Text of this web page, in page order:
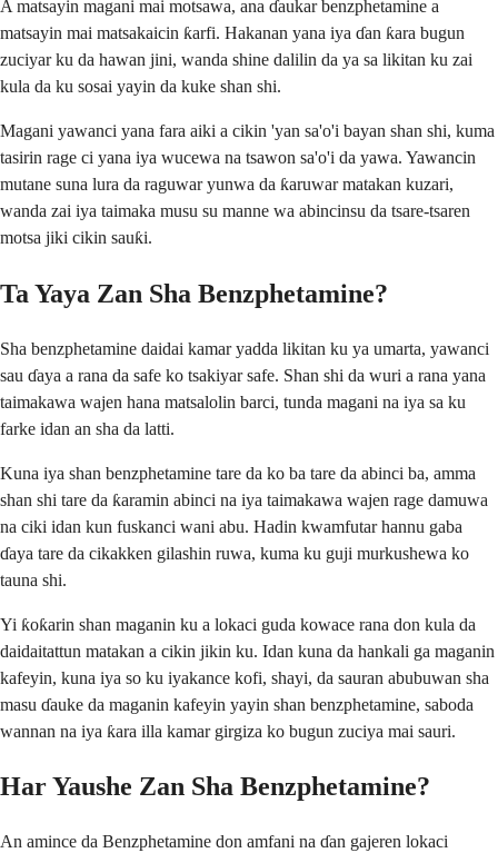
A matsayin magani mai motsawa, ana ɗaukar benzphetamine a
matsayin mai matsakaicin ƙarfi. Hakanan yana iya ɗan ƙara bugun
zuciyar ku da hawan jini, wanda shine dalilin da ya sa likitan ku zai
kula da ku sosai yayin da kuke shan shi.
Magani yawanci yana fara aiki a cikin 'yan sa'o'i bayan shan shi, kuma
tasirin rage ci yana iya wucewa na tsawon sa'o'i da yawa. Yawancin
mutane suna lura da raguwar yunwa da ƙaruwar matakan kuzari,
wanda zai iya taimaka musu su manne wa abincinsu da tsare-tsaren
motsa jiki cikin sauƙi.
Ta Yaya Zan Sha Benzphetamine?
Sha benzphetamine daidai kamar yadda likitan ku ya umarta, yawanci
sau ɗaya a rana da safe ko tsakiyar safe. Shan shi da wuri a rana yana
taimakawa wajen hana matsalolin barci, tunda magani na iya sa ku
farke idan an sha da latti.
Kuna iya shan benzphetamine tare da ko ba tare da abinci ba, amma
shan shi tare da ƙaramin abinci na iya taimakawa wajen rage damuwa
na ciki idan kun fuskanci wani abu. Hadin kwamfutar hannu gaba
ɗaya tare da cikakken gilashin ruwa, kuma ku guji murkushewa ko
tauna shi.
Yi ƙoƙarin shan maganin ku a lokaci guda kowace rana don kula da
daidaitattun matakan a cikin jikin ku. Idan kuna da hankali ga maganin
kafeyin, kuna iya so ku iyakance kofi, shayi, da sauran abubuwan sha
masu ɗauke da maganin kafeyin yayin shan benzphetamine, saboda
wannan na iya ƙara illa kamar girgiza ko bugun zuciya mai sauri.
Har Yaushe Zan Sha Benzphetamine?
An amince da Benzphetamine don amfani na ɗan gajeren lokaci